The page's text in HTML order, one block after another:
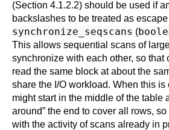
(Section 4.1.2.2) should be used if
backslashes to be treated as
synchronize_seqscans (
This allows sequential scans of
synchronize with each other, so that
read the same block at about the
share the I/O workload. When this is
might start in the middle of the table
around” the end to cover all rows,
with the activity of scans already in